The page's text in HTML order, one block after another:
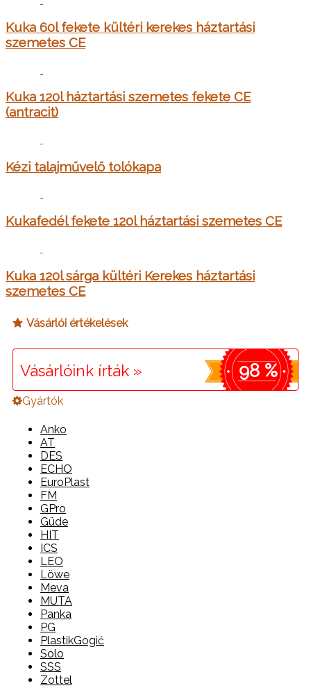
Kuka 60l fekete kültéri kerekes háztartási
szemetes CE
Kuka 120l háztartási szemetes fekete CE
(antracit)
Kézi talajművelő tolókapa
Kukafedél fekete 120l háztartási szemetes CE
Kuka 120l sárga kültéri Kerekes háztartási
szemetes CE
Vásárlói értékelések
Vásárlóink írták » 98 %
Gyártók
Anko
AT
DES
ECHO
EuroPlast
FM
GPro
Güde
HIT
ICS
LEO
Löwe
Meva
MUTA
Panka
PG
PlastikGogić
Solo
SSS
Zottel